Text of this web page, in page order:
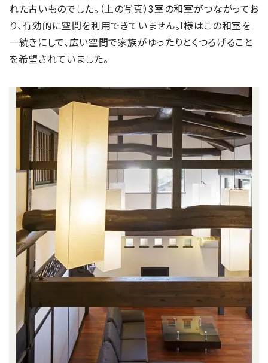
れた古いものでした。（上の写真）3室の和室がつながってお
り、有効的に空間を利用できていません。I様はこの和室を
一続きにして、広い空間で家族がゆったりとくつろげること
を希望されていました。